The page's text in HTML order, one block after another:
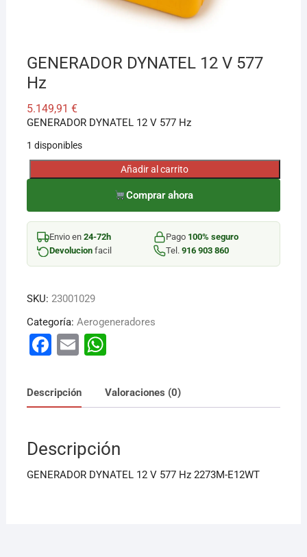
GENERADOR DYNATEL 12 V 577
Hz
5.149,91 €
GENERADOR DYNATEL 12 V 577 Hz
1 disponibles
GENERADOR
12
V
577
Añadir al carrito
Comprar ahora
Envio en 24-72h Pago 100% seguro
Devolucionfacil Tel. 916 903 860
SKU: 23001029
Categoría: Aerogeneradores
F
c
e
o
o
E
ai
l
W
at
s
p
p
Descripción Valoraciones (0)
Descripción
GENERADOR DYNATEL 12 V 577 Hz 2273M-E12WT
¡Hola! Soy el asesor virtual de Ferretería El Arroyo.